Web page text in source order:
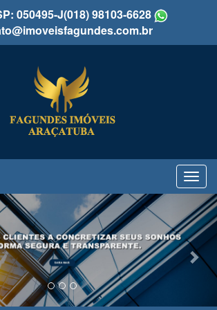
050495-J(018) 98103-6628